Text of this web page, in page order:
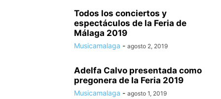
Todos los conciertos y
espectáculos de la Feria de
Málaga 2019
Musicamalaga - agosto 2, 2019
Adelfa Calvo presentada como
pregonera de la Feria 2019
Musicamalaga - agosto 1, 2019